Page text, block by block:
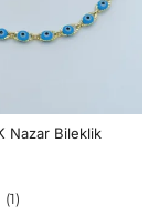
Nazar Bileklik
(1)